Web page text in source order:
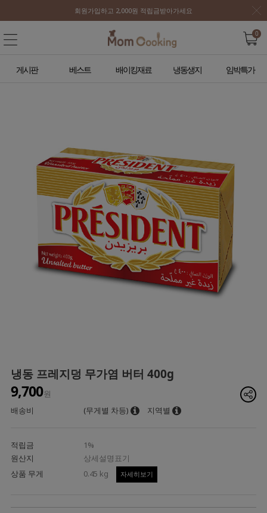
회원가입하고 2,000원 적립금받아가세요
0
게시판 베스트 배이킹재료 냉동생지 임박특가
냉동 프레지덩 무가염 버터 400g
9,700원
배송비
(무게별 차등) 지역별
적립금
1%
원산지
상세설명표기
상품 무게
0.45 kg 자세히보기